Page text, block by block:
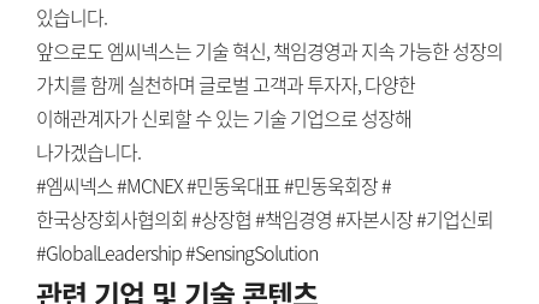
있습니다.
앞으로도 엠씨넥스는 기술 혁신, 책임경영과 지속 가능한 성장의
가치를 함께 실천하며 글로벌 고객과 투자자, 다양한
이해관계자가 신뢰할 수 있는 기술 기업으로 성장해
나가겠습니다.
#엠씨넥스 #MCNEX #민동욱대표 #민동욱회장 #
한국상장회사협의회 #상장협 #책임경영 #자본시장 #기업신뢰
#GlobalLeadership #SensingSolution
관련 기업 및 기술 콘텐츠